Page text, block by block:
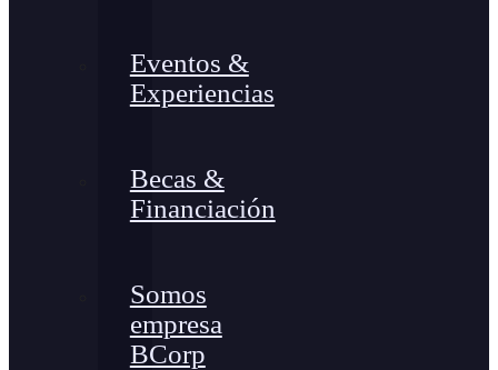
Eventos &
Experiencias
Becas &
Financiación
Somos
empresa
BCorp